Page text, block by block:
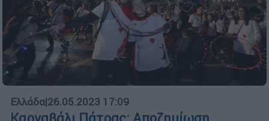
Ελλάδα|26.05.2023 17:09